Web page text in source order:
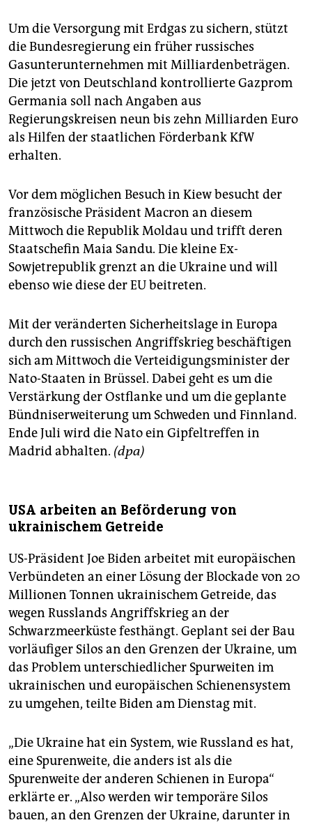
Um die Versorgung mit Erdgas zu sichern, stützt
die Bundesregierung ein früher russisches
Gasunterunternehmen mit Milliardenbeträgen.
Die jetzt von Deutschland kontrollierte Gazprom
Germania soll nach Angaben aus
Regierungskreisen neun bis zehn Milliarden Euro
als Hilfen der staatlichen Förderbank KfW
erhalten.
Vor dem möglichen Besuch in Kiew besucht der
französische Präsident Macron an diesem
Mittwoch die Republik Moldau und trifft deren
Staatschefin Maia Sandu. Die kleine Ex-
Sowjetrepublik grenzt an die Ukraine und will
ebenso wie diese der EU beitreten.
Mit der veränderten Sicherheitslage in Europa
durch den russischen Angriffskrieg beschäftigen
sich am Mittwoch die Verteidigungsminister der
Nato-Staaten in Brüssel. Dabei geht es um die
Verstärkung der Ostflanke und um die geplante
Bündniserweiterung um Schweden und Finnland.
Ende Juli wird die Nato ein Gipfeltreffen in
Madrid abhalten. (dpa)
USA arbeiten an Beförderung von
ukrainischem Getreide
US-Präsident Joe Biden arbeitet mit europäischen
Verbündeten an einer Lösung der Blockade von 20
Millionen Tonnen ukrainischem Getreide, das
wegen Russlands Angriffskrieg an der
Schwarzmeerküste festhängt. Geplant sei der Bau
vorläufiger Silos an den Grenzen der Ukraine, um
das Problem unterschiedlicher Spurweiten im
ukrainischen und europäischen Schienensystem
zu umgehen, teilte Biden am Dienstag mit.
„Die Ukraine hat ein System, wie Russland es hat,
eine Spurenweite, die anders ist als die
Spurenweite der anderen Schienen in Europa“
erklärte er. „Also werden wir temporäre Silos
bauen, an den Grenzen der Ukraine, darunter in